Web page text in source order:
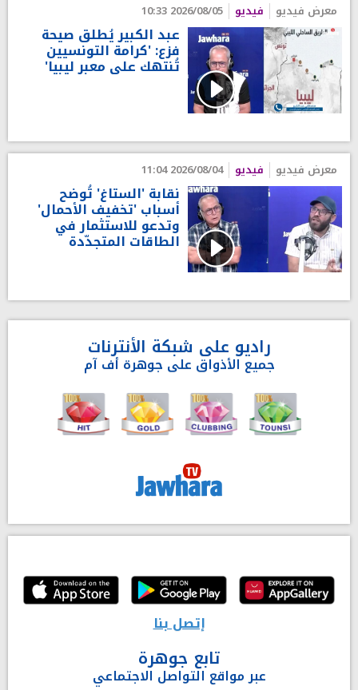
معرض فيديو فيديو 2026/08/05 10:33
عبد الكبير يُطلق صيحة
فزع: 'كرامة التونسيين
تُنتهك على معبر ليبيا'
معرض فيديو فيديو 2026/08/04 11:04
نقابة 'الستاغ' تُوضح
أسباب 'تخفيف الأحمال'
وتدعو للاستثمار في
الطاقات المتجدّدة
راديو على شبكة الأنترنات
جميع الأذواق على جوهرة أف آم
إتصل بنا
تابع جوهرة
عبر مواقع التواصل الاجتماعي